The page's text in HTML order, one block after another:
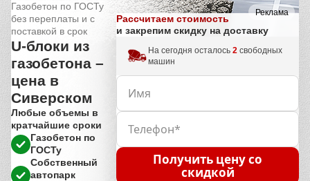
Реклама
Газобетон по ГОСТу
без переплаты и с
поставкой в срок
U-блоки из
газобетона –
цена в
Сиверском
Любые объемы в
кратчайшие сроки
Газобетон по
ГОСТу
Собственный
автопарк
Рассчитаем стоимость
и закрепим скидку на доставку
На сегодня осталось2 свободных
машин
Получить цену со
скидкой